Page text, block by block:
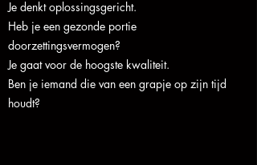
Je denkt oplossingsgericht.
Heb je een gezonde portie
doorzettingsvermogen?
Je gaat voor de hoogste kwaliteit.
Ben je iemand die van een grapje op zijn tijd
houdt?